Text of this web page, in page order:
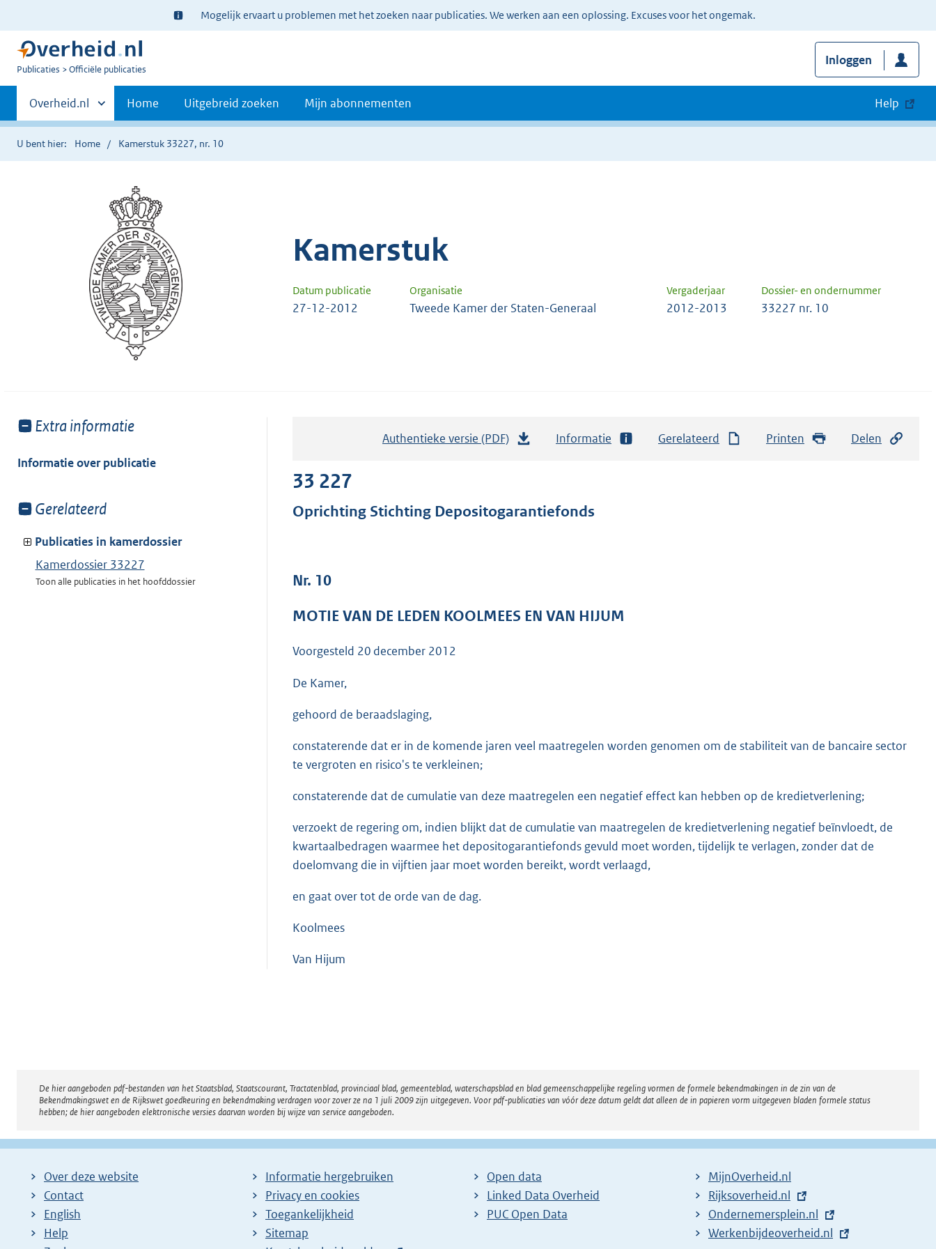
Ter
informatie:
Mogelijk ervaart u problemen met het zoeken naar publicaties. We werken aan een oplossing. Excuses voor het ongemak.
U
Publicaties Officiële publicaties
Inloggen
Primaire
navigatie
Andere
sites
binnen
Overheid.nl Home Uitgebreid zoeken Mijn abonnementen Help
U bent hier: Home Kamerstuk 33227, nr. 10
Kamerstuk
Datum publicatie Organisatie Vergaderjaar Dossier- en ondernummer
27-12-2012 Tweede Kamer der Staten-Generaal 2012-2013 33227 nr. 10
Toon
van:
Extra informatie
Informatie over publicatie
Toon
van:
Gerelateerd
Publicaties in kamerdossier
Kamerdossier 33227
Toon alle publicaties in het hoofddossier
Authentieke versie (PDF)
a
r
b
Informatie Gerelateerd Printen Delen
33 227
Oprichting Stichting Depositogarantiefonds
Nr. 10
MOTIE VAN DE LEDEN KOOLMEES EN VAN HIJUM
Voorgesteld 20 december 2012
De Kamer,
gehoord de beraadslaging,
constaterende dat er in de komende jaren veel maatregelen worden genomen om de stabiliteit van de bancaire sector
te vergroten en risico's te verkleinen;
constaterende dat de cumulatie van deze maatregelen een negatief effect kan hebben op de kredietverlening;
verzoekt de regering om, indien blijkt dat de cumulatie van maatregelen de kredietverlening negatief beïnvloedt, de
kwartaalbedragen waarmee het depositogarantiefonds gevuld moet worden, tijdelijk te verlagen, zonder dat de
doelomvang die in vijftien jaar moet worden bereikt, wordt verlaagd,
en gaat over tot de orde van de dag.
Koolmees
Van Hijum
Disclaimer
De hier aangeboden pdf-bestanden van het Staatsblad, Staatscourant, Tractatenblad, provinciaal blad, gemeenteblad, waterschapsblad en blad gemeenschappelijke regeling vormen de formele bekendmakingen in de zin van de
Bekendmakingswet en de Rijkswet goedkeuring en bekendmaking verdragen voor zover ze na 1 juli 2009 zijn uitgegeven. Voor pdf-publicaties van vóór deze datum geldt dat alleen de in papieren vorm uitgegeven bladen formele status
hebben; de hier aangeboden elektronische versies daarvan worden bij wijze van service aangeboden.
Over deze website
Contact
English
Help
Informatie hergebruiken
Privacy en cookies
Toegankelijkheid
Sitemap
Open data
Linked Data Overheid
PUC Open Data
MijnOverheid.nl
E
x
t
Rijksoverheid.nl
E
x
Ondernemersplein.nl
E
Werkenbijdeoverheid.nl